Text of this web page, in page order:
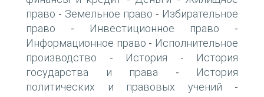
право - Земельное право - Избирательное
право - Инвестиционное право -
Информационное право - Исполнительное
производство - История -
История
государства и права -
История
политических и правовых учений -